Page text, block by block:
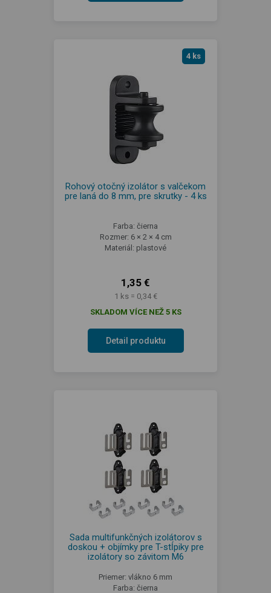
4 ks
Rohový otočný izolátor s valčekom
pre laná do 8 mm, pre skrutky - 4 ks
Farba: čierna
Rozmer: 6 × 2 × 4 cm
Materiál: plastové
1,35 €
1 ks = 0,34 €
SKLADOM VÍCE NEŽ 5 KS
Detail produktu
Sada multifunkčných izolátorov s
doskou + objímky pre T-stĺpiky pre
izolátory so závitom M6
Priemer: vlákno 6 mm
Farba: čierna